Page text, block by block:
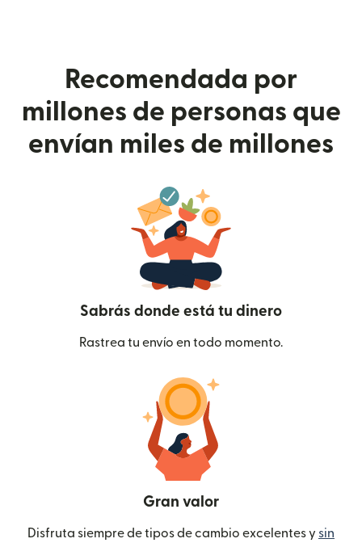
Recomendada por
millones de personas que
envían miles de millones
Sabrás donde está tu dinero
Rastrea tu envío en todo momento.
Gran valor
Disfruta siempre de tipos de cambio excelentes y sin